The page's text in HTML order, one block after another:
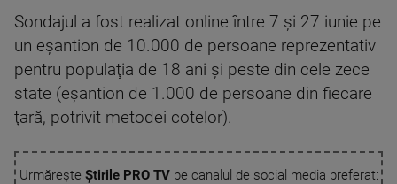
Sondajul a fost realizat online între 7 şi 27 iunie pe
un eşantion de 10.000 de persoane reprezentativ
pentru populaţia de 18 ani şi peste din cele zece
state (eşantion de 1.000 de persoane din fiecare
ţară, potrivit metodei cotelor).
Urmărește Știrile PRO TVpe canalul de social media preferat: